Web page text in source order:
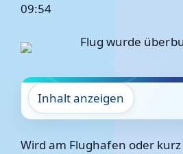
09:54
Inhalt anzeigen
Wird am Flughafen oder